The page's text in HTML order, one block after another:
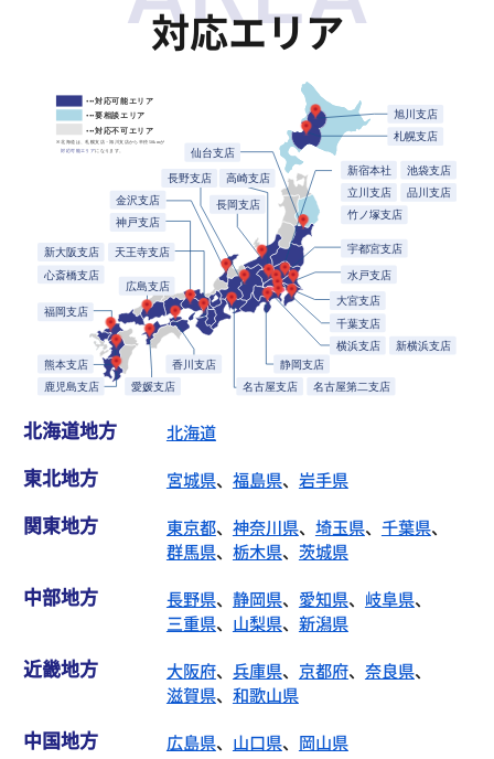
対応エリア
北海道地方 北海道
東北地方 宮城県、 福島県、 岩手県
関東地方 東京都、 神奈川県、 埼玉県、 千葉県、
群馬県、 栃木県、 茨城県
中部地方 長野県、 静岡県、 愛知県、 岐阜県、
三重県、 山梨県、 新潟県
近畿地方 大阪府、 兵庫県、 京都府、 奈良県、
滋賀県、 和歌山県
中国地方 広島県、 山口県、 岡山県